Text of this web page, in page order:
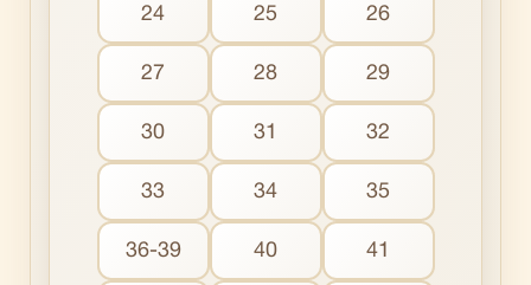
24 25 26
27 28 29
30 31 32
33 34 35
36-39 40 41